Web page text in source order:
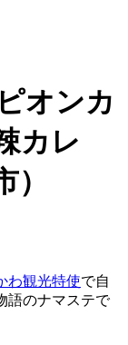
オンカ
カレ
わ観光特使で自
語のナマステで